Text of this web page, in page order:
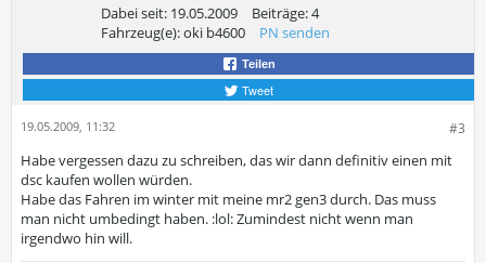
Dabei seit: 19.05.2009 Beiträge:4
Fahrzeug(e):oki b4600 PN senden
Teilen
Tweet
#3
19.05.2009, 11:32
Habe vergessen dazu zu schreiben, das wir dann definitiv einen mit
dsc kaufen wollen würden.
Habe das Fahren im winter mit meine mr2 gen3 durch. Das muss
man nicht umbedingt haben. :lol: Zumindest nicht wenn man
irgendwo hin will.